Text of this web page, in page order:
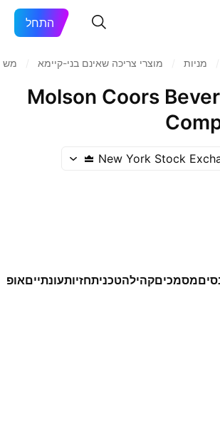
התחל
מניות‏ מוצרי צריכה שאינם בני-קיימא
Molson Coors
New York Stock
מסמכיםקהילהטכניתחזיותעונתיים